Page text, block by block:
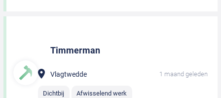
Timmerman
Vlagtwedde 1 maand geleden
Dichtbij Afwisselend werk